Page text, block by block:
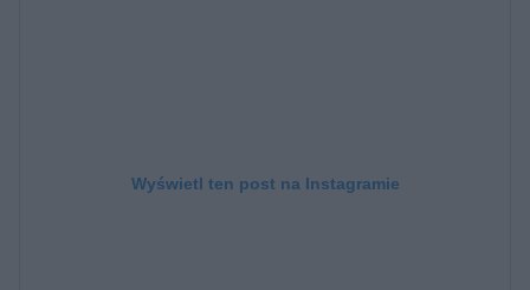
Wyświetl ten post na Instagramie